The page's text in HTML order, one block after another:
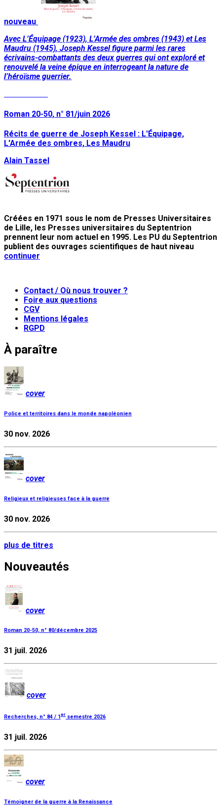
nouveau
Avec L’Équipage (1923), L’Armée des ombres (1943) et Les
Maudru (1945), Joseph Kessel figure parmi les rares
écrivains-combattants des deux guerres qui ont exploré et
renouvelé la veine épique en interrogeant la nature de
l’héroïsme guerrier.
Roman 20-50, n° 81/juin 2026
Récits de guerre de Joseph Kessel : L'Équipage,
L'Armée des ombres, Les Maudru
Alain Tassel
Créées en 1971 sous le nom de Presses Universitaires
de Lille, les Presses universitaires du Septentrion
prennent leur nom actuel en 1995. Les PU du Septentrion
publient des ouvrages scientifiques de haut niveau
continuer
Contact / Où nous trouver ?
Foire aux questions
CGV
Mentions légales
RGPD
À paraître
cover
Police et territoires dans le monde napoléonien
30 nov. 2026
cover
Religieux et religieuses face à la guerre
30 nov. 2026
plus de titres
Nouveautés
cover
Roman 20-50, n° 80/décembre 2025
31 juil. 2026
cover
Recherches, n° 84 / 1er semestre 2026
31 juil. 2026
cover
Témoigner de la guerre à la Renaissance